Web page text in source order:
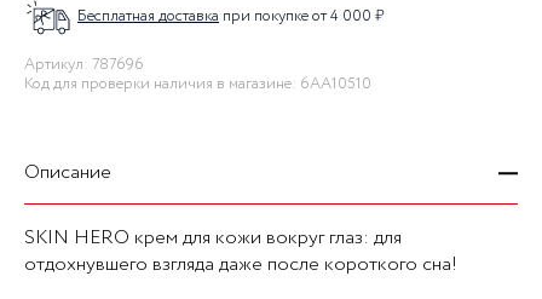
Бесплатная доставка при покупке от 4 000 ₽
Артикул: 787696
Код для проверки наличия в магазине: 6AA10510
Описание
SKIN HERO крем для кожи вокруг глаз: для
отдохнувшего взгляда даже после короткого сна!